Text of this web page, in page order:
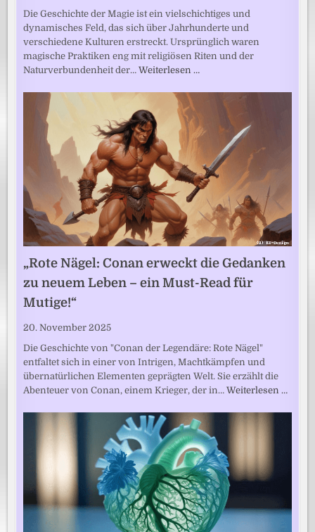
Die Geschichte der Magie ist ein vielschichtiges und
dynamisches Feld, das sich über Jahrhunderte und
verschiedene Kulturen erstreckt. Ursprünglich waren
magische Praktiken eng mit religiösen Riten und der
Naturverbundenheit der…Weiterlesen …
„Rote Nägel: Conan erweckt die Gedanken
zu neuem Leben – ein Must-Read für
Mutige!“
20. November 2025
Die Geschichte von "Conan der Legendäre: Rote Nägel"
entfaltet sich in einer von Intrigen, Machtkämpfen und
übernatürlichen Elementen geprägten Welt. Sie erzählt die
Abenteuer von Conan, einem Krieger, der in…Weiterlesen …